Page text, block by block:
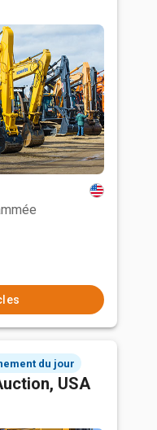
du jour
USA